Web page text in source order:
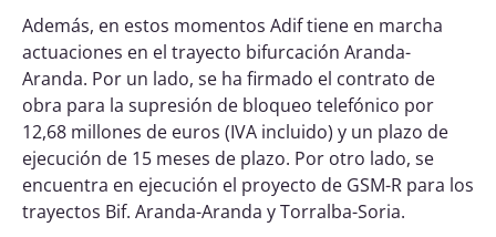
Además, en estos momentos Adif tiene en marcha
actuaciones en el trayecto bifurcación Aranda-
Aranda. Por un lado, se ha firmado el contrato de
obra para la supresión de bloqueo telefónico por
12,68 millones de euros (IVA incluido) y un plazo de
ejecución de 15 meses de plazo. Por otro lado, se
encuentra en ejecución el proyecto de GSM-R para los
trayectos Bif. Aranda-Aranda y Torralba-Soria.